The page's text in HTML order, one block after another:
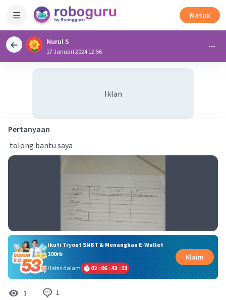
Masuk
Nurul S
17 Januari 2024 12:56
Iklan
Pertanyaan
tolong bantu saya
Ikuti Tryout SNBT & Menangkan E-Wallet
100rb
Habis dalam
02 :06 :43 :13
Klaim
1 1